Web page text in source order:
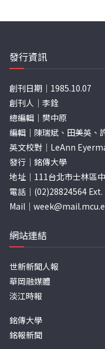
發行資訊
創刊日期｜1985.10.07
創刊人｜李銓
總編輯｜樊中原
編輯｜陳瑞斌、田美英、
英文校對｜LeAnn
發行｜銘傳大學
地址｜111台北市士林區
電話｜(02)28824564 Ext.
Mail｜
網站連結
世新新聞人報
華岡融媒體
淡江時報
銘傳大學
銘報新聞